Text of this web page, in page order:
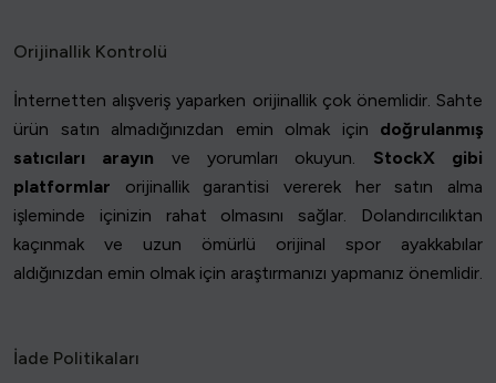
Orijinallik Kontrolü
İnternetten alışveriş yaparken orijinallik çok önemlidir. Sahte
ürün satın almadığınızdan emin olmak için doğrulanmış
satıcıları arayın ve yorumları okuyun. StockX gibi
platformlar orijinallik garantisi vererek her satın alma
işleminde içinizin rahat olmasını sağlar. Dolandırıcılıktan
kaçınmak ve uzun ömürlü orijinal spor ayakkabılar
aldığınızdan emin olmak için araştırmanızı yapmanız önemlidir.
İade Politikaları